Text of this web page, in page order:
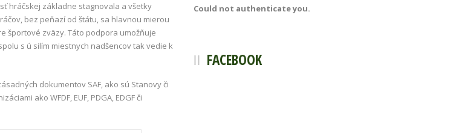
hráčskej základne stagnovala a všetky
bez peňazí od štátu, sa hlavnou mierou
športové zväzy. Táto podpora umožňuje
s ú silím miestnych nadšencov tak vedie k
dokumentov SAF, ako sú Stanovy či
ako WFDF, EUF, PDGA, EDGF či
Could not authenticate you.
FACEBOOK